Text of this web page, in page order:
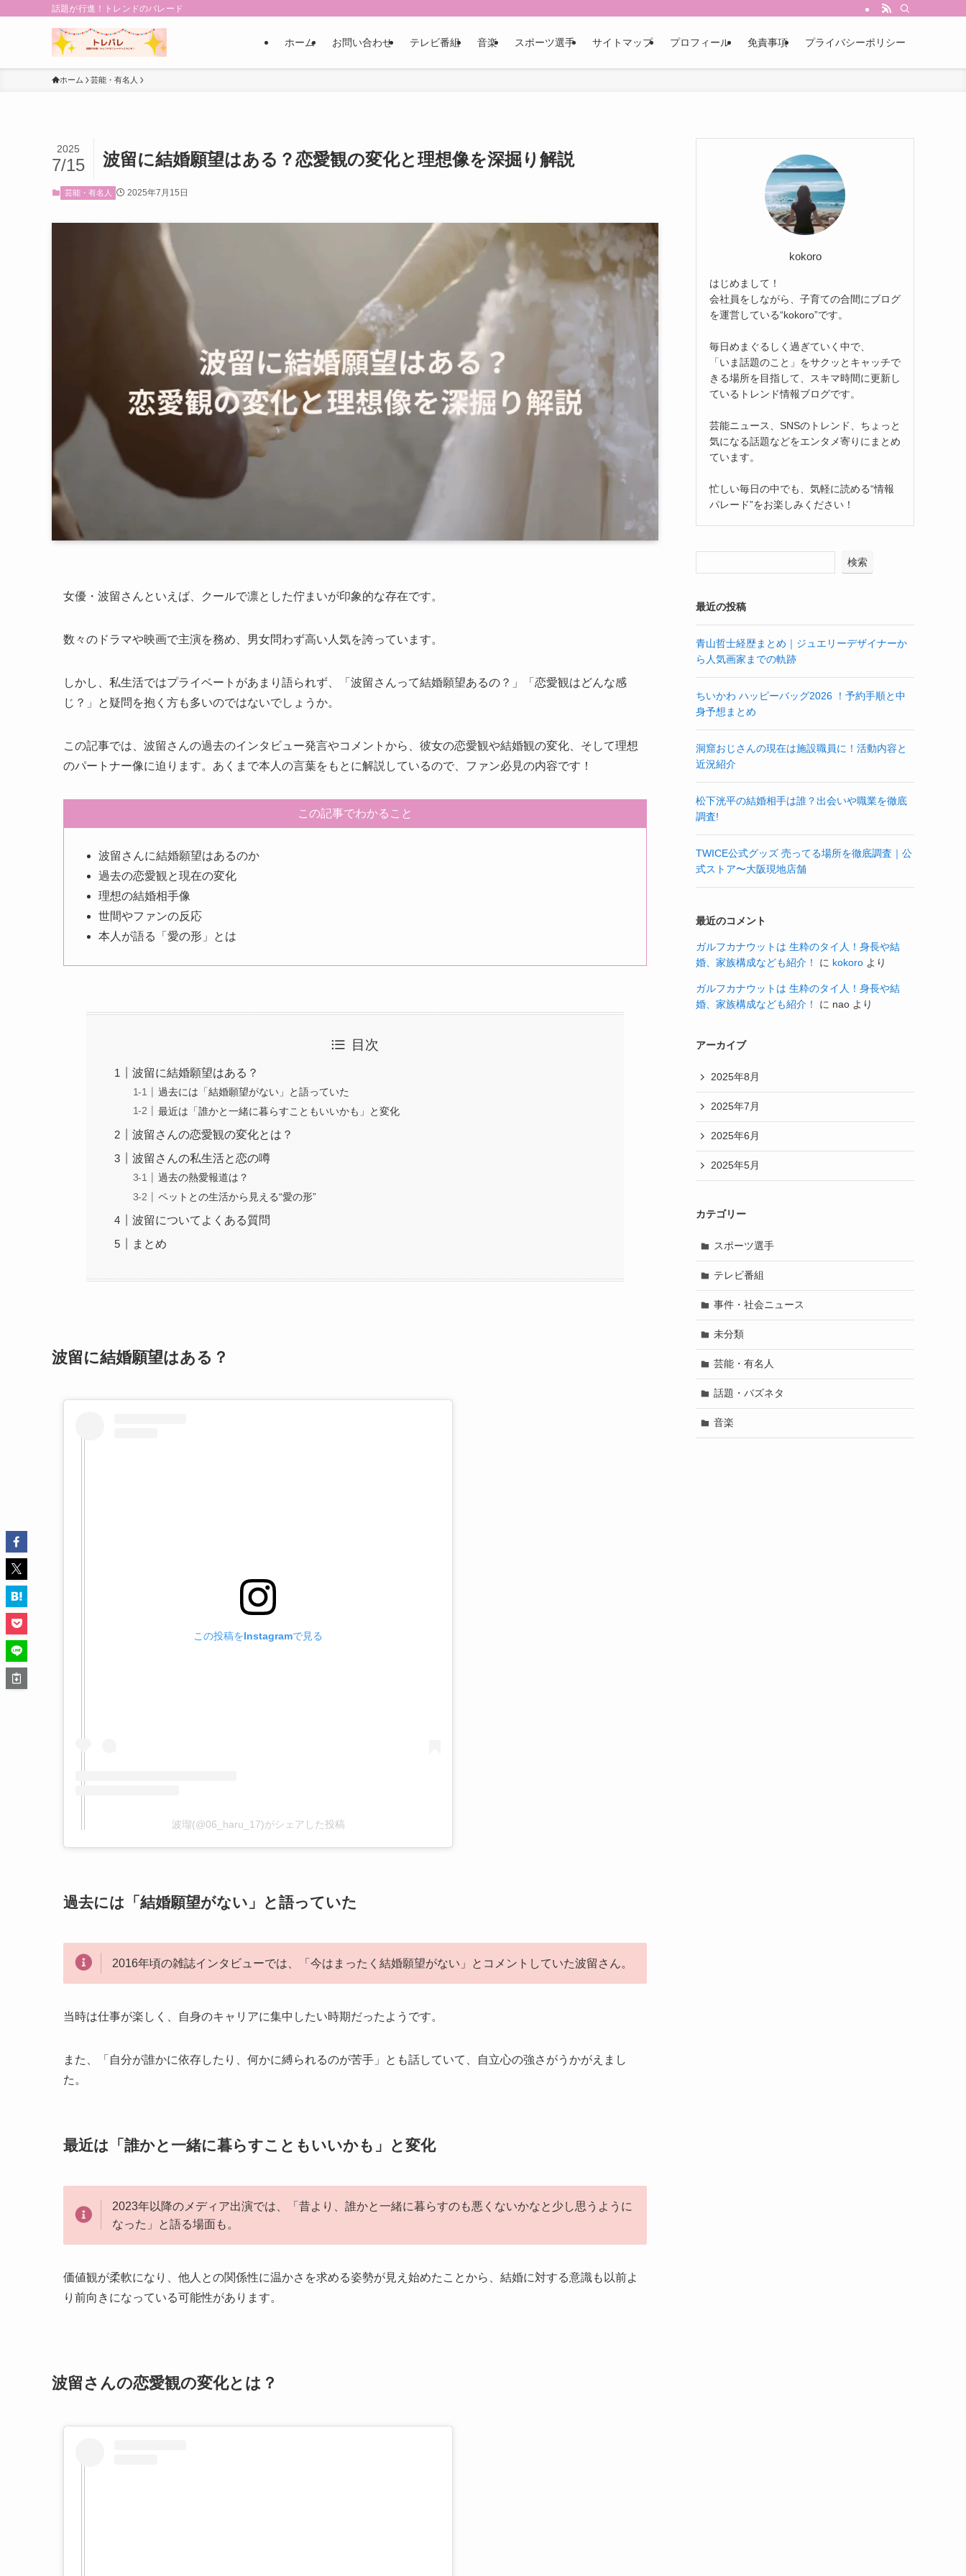
話題が行進！トレンドのパレード
ホーム お問い合わせ テレビ番組 音楽 スポーツ選手 サイトマップ プロフィール 免責事項 プライバシーポリシー
ホーム 芸能・有名人
波留に結婚願望はある？恋愛観の変化と理想像を深掘り解説
2025
7/15
芸能・有名人 2025年7月15日
女優・波留さんといえば、クールで凛とした佇まいが印象的な存在です。
数々のドラマや映画で主演を務め、男女問わず高い人気を誇っています。
しかし、私生活ではプライベートがあまり語られず、「波留さんって結婚願望あるの？」「恋愛観はどんな感
じ？」と疑問を抱く方も多いのではないでしょうか。
この記事では、波留さんの過去のインタビュー発言やコメントから、彼女の恋愛観や結婚観の変化、そして理想
のパートナー像に迫ります。あくまで本人の言葉をもとに解説しているので、ファン必見の内容です！
この記事でわかること
波留さんに結婚願望はあるのか
過去の恋愛観と現在の変化
理想の結婚相手像
世間やファンの反応
本人が語る「愛の形」とは
目次
波留に結婚願望はある？
過去には「結婚願望がない」と語っていた
最近は「誰かと一緒に暮らすこともいいかも」と変化
波留さんの恋愛観の変化とは？
波留さんの私生活と恋の噂
過去の熱愛報道は？
ペットとの生活から見える“愛の形”
波留についてよくある質問
まとめ
波留に結婚願望はある？
この投稿をInstagramで見る
波瑠(@06_haru_17)がシェアした投稿
過去には「結婚願望がない」と語っていた
2016年頃の雑誌インタビューでは、「今はまったく結婚願望がない」とコメントしていた波留さん。
当時は仕事が楽しく、自身のキャリアに集中したい時期だったようです。
また、「自分が誰かに依存したり、何かに縛られるのが苦手」とも話していて、自立心の強さがうかがえまし
た。
最近は「誰かと一緒に暮らすこともいいかも」と変化
2023年以降のメディア出演では、「昔より、誰かと一緒に暮らすのも悪くないかなと少し思うように
なった」と語る場面も。
価値観が柔軟になり、他人との関係性に温かさを求める姿勢が見え始めたことから、結婚に対する意識も以前よ
り前向きになっている可能性があります。
波留さんの恋愛観の変化とは？
kokoro
はじめまして！
会社員をしながら、子育ての合間にブログ
を運営している“kokoro”です。
毎日めまぐるしく過ぎていく中で、
「いま話題のこと」をサクッとキャッチで
きる場所を目指して、スキマ時間に更新し
ているトレンド情報ブログです。
芸能ニュース、SNSのトレンド、ちょっと
気になる話題などをエンタメ寄りにまとめ
ています。
忙しい毎日の中でも、気軽に読める“情報
パレード”をお楽しみください！
検索
最近の投稿
青山哲士経歴まとめ｜ジュエリーデザイナーか
ら人気画家までの軌跡
ちいかわ ハッピーバッグ2026 ！予約手順と中
身予想まとめ
洞窟おじさんの現在は施設職員に！活動内容と
近況紹介
松下洸平の結婚相手は誰？出会いや職業を徹底
調査!
TWICE公式グッズ 売ってる場所を徹底調査｜公
式ストア〜大阪現地店舗
最近のコメント
ガルフカナウットは 生粋のタイ人！身長や結
婚、家族構成なども紹介！
に kokoro より
ガルフカナウットは 生粋のタイ人！身長や結
婚、家族構成なども紹介！
に nao より
アーカイブ
2025年8月
2025年7月
2025年6月
2025年5月
カテゴリー
スポーツ選手
テレビ番組
事件・社会ニュース
未分類
芸能・有名人
話題・バズネタ
音楽